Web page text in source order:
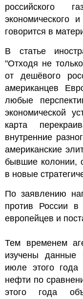
российского
экономического
говорится в
В статье
"Отходя не
от дешёвого
американцев
любые
экономической
карта
внутренние
американские
бывшие колонии,
в новые
По заявлению
против России в
европейцев и
Тем временем
изучены данные
июле этого года
нефти по
этого года